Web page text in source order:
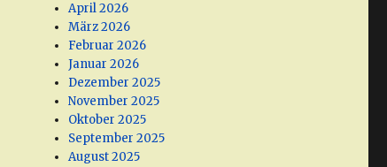
April 2026
März 2026
Februar 2026
Januar 2026
Dezember 2025
November 2025
Oktober 2025
September 2025
August 2025